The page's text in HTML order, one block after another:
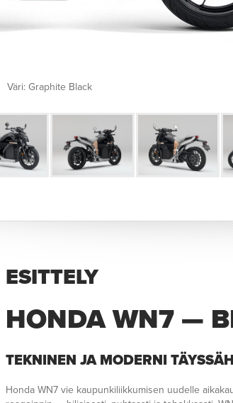
Väri: Graphite Black
ESITTELY
HONDA WN7 —
TEKNINEN JA MODERNI
Honda WN7 vie kaupunkiliikkumisen uudelle